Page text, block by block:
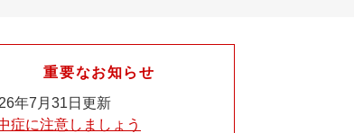
重要なお知らせ
年7月31日更新
症に注意しましょう